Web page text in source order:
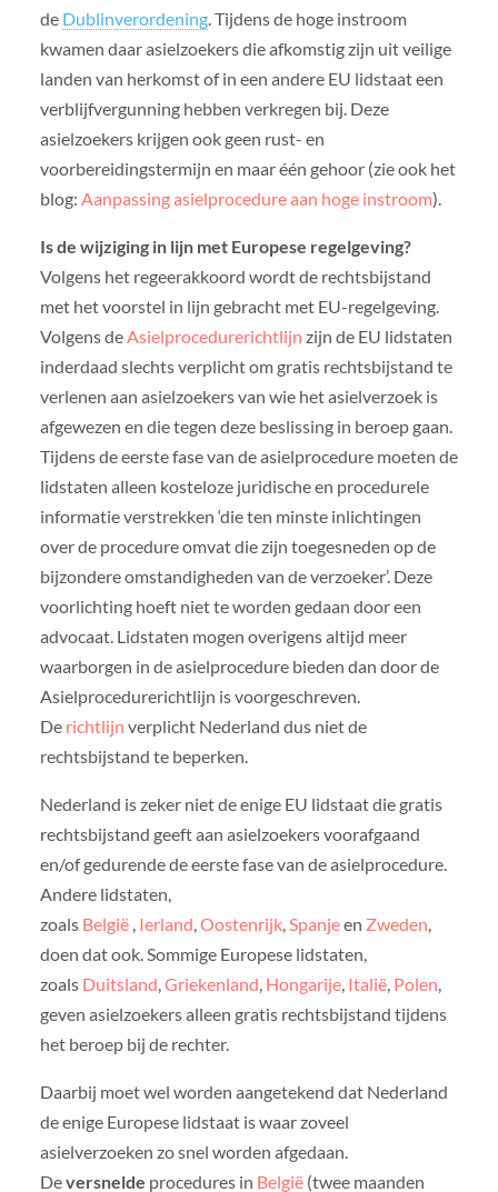
de Dublinverordening. Tijdens de hoge instroom
kwamen daar asielzoekers die afkomstig zijn uit veilige
landen van herkomst of in een andere EU lidstaat een
verblijfvergunning hebben verkregen bij. Deze
asielzoekers krijgen ook geen rust- en
voorbereidingstermijn en maar één gehoor (zie ook het
blog: Aanpassing asielprocedure aan hoge instroom).
Is de wijziging in lijn met Europese regelgeving?
Volgens het regeerakkoord wordt de rechtsbijstand
met het voorstel in lijn gebracht met EU-regelgeving.
Volgens deAsielprocedurerichtlijn zijn de EU lidstaten
inderdaad slechts verplicht om gratis rechtsbijstand te
verlenen aan asielzoekers van wie het asielverzoek is
afgewezen en die tegen deze beslissing in beroep gaan.
Tijdens de eerste fase van de asielprocedure moeten de
lidstaten alleen kosteloze juridische en procedurele
informatie verstrekken ‘die ten minste inlichtingen
over de procedure omvat die zijn toegesneden op de
bijzondere omstandigheden van de verzoeker’. Deze
voorlichting hoeft niet te worden gedaan door een
advocaat. Lidstaten mogen overigens altijd meer
waarborgen in de asielprocedure bieden dan door de
Asielprocedurerichtlijn is voorgeschreven.
De richtlijn verplicht Nederland dus niet de
rechtsbijstand te beperken.
Nederland is zeker niet de enige EU lidstaat die gratis
rechtsbijstand geeft aan asielzoekers voorafgaand
en/of gedurende de eerste fase van de asielprocedure.
Andere lidstaten,
zoals België, Ierland,Oostenrijk,Spanjeen Zweden,
doen dat ook. Sommige Europese lidstaten,
zoals Duitsland,Griekenland, Hongarije, Italië, Polen,
geven asielzoekers alleen gratis rechtsbijstand tijdens
het beroep bij de rechter.
Daarbij moet wel worden aangetekend dat Nederland
de enige Europese lidstaat is waar zoveel
asielverzoeken zo snel worden afgedaan.
Deversnelde procedures in België(twee maanden